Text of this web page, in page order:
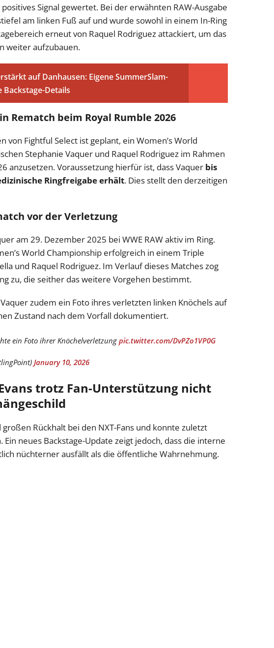
Signal gewertet. Bei der erwähnten RAW-Ausgabe
am linken Fuß auf und wurde sowohl in einem In-Ring
erneut von Raquel Rodriguez attackiert, um das
weiter aufzubauen.
auf Danhausen: Eigene SummerSlam-
Backstage-Details
Rematch beim Royal Rumble 2026
von Fightful Select ist geplant, ein Women’s World
Stephanie Vaquer und Raquel Rodriguez im Rahmen
anzusetzen. Voraussetzung hierfür ist, dass Vaquer bis
Ringfreigabe erhält. Dies stellt den derzeitigen
vor der Verletzung
am 29. Dezember 2025 bei WWE RAW aktiv im Ring.
World Championship erfolgreich in einem Triple
und Raquel Rodriguez. Im Verlauf dieses Matches zog
zu, die seither das weitere Vorgehen bestimmt.
zudem ein Foto ihres verletzten linken Knöchels auf
Zustand nach dem Vorfall dokumentiert.
ein Foto ihrer Knöchelverletzung pic.twitter.com/DvPZo1VP0G
January 10, 2026
Evans trotz Fan-Unterstützung nicht
großen Rückhalt bei den NXT-Fans und konnte zuletzt
neues Backstage-Update zeigt jedoch, dass die interne
nüchterner ausfällt als die öffentliche Wahrnehmung.